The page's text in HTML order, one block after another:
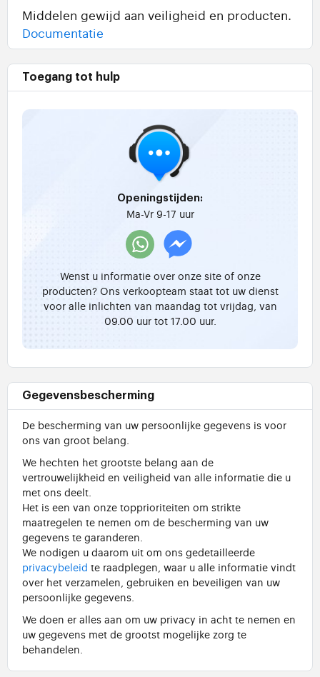
Middelen gewijd aan veiligheid en producten.
Documentatie
Toegang tot hulp
Openingstijden:
Ma-Vr 9-17 uur
Wenst u informatie over onze site of onze
producten? Ons verkoopteam staat tot uw dienst
voor alle inlichten van maandag tot vrijdag, van
09.00 uur tot 17.00 uur.
Gegevensbescherming
De bescherming van uw persoonlijke gegevens is voor
ons van groot belang.
We hechten het grootste belang aan de
vertrouwelijkheid en veiligheid van alle informatie die u
met ons deelt.
Het is een van onze topprioriteiten om strikte
maatregelen te nemen om de bescherming van uw
gegevens te garanderen.
We nodigen u daarom uit om ons gedetailleerde
privacybeleid te raadplegen, waar u alle informatie vindt
over het verzamelen, gebruiken en beveiligen van uw
persoonlijke gegevens.
We doen er alles aan om uw privacy in acht te nemen en
uw gegevens met de grootst mogelijke zorg te
behandelen.